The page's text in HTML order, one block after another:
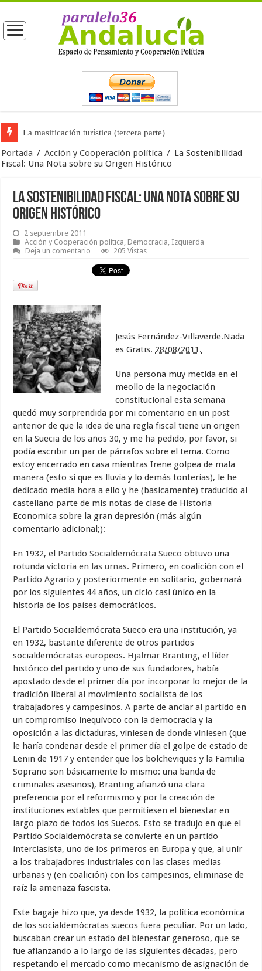
La masificación turística (tercera parte)
La opinión pública ante las próximas elecciones generales
Portada / Acción y Cooperación política / La Sostenibilidad
Fiscal: Una Nota sobre su Origen Histórico
La Sostenibilidad Fiscal: Una Nota sobre su
Origen Histórico
2 septiembre 2011
Acción y Cooperación política, Democracia, Izquierda
Deja un comentario
205 Vistas
Jesús Fernández-Villaverde.Nada
es Gratis. 28/08/2011.
Una persona muy metida en el
meollo de la negociación
constitucional esta semana
quedó muy sorprendida por mi comentario enun post
anterior de que la idea de una regla fiscal tiene un origen
en la Suecia de los años 30, y me ha pedido, por favor, si
podía escribir un par de párrafos sobre el tema. Como
estoy encerrado en casa mientras Irene golpea de mala
manera (esto sí que es lluvia y lo demás tonterías), le he
dedicado media hora a ello y he (basicamente) traducido al
castellano parte de mis notas de clase de Historia
Economica sobre la gran depresión (más algún
comentario adicional;):
En 1932, el Partido Socialdemócrata Sueco obtuvo una
rotundavictoria en las urnas. Primero, en coalición con el
Partido Agrario y posteriormente en solitario, gobernará
por los siguientes 44 años, un ciclo casi único en la
historia de los países democráticos.
El Partido Socialdemócrata Sueco era una institución, ya
en 1932, bastante diferente de otros partidos
socialdemócratas europeos. Hjalmar Branting, el líder
histórico del partido y uno de sus fundadores, había
apostado desde el primer día por incorporar lo mejor de la
tradición liberal al movimiento socialista de los
trabajadores y campesinos. A parte de anclar al partido en
un compromiso inequívoco con la democracia y la
oposición a las dictaduras, viniesen de donde viniesen (que
le haría condenar desde el primer día el golpe de estado de
Lenin de 1917 y entender que los bolcheviques y la Familia
Soprano son básicamente lo mismo: una banda de
criminales asesinos), Branting afianzó una clara
preferencia por el reformismo y por la creación de
instituciones estables que permitiesen el bienestar en
largo plazo de todos los Suecos. Esto se tradujo en que el
Partido Socialdemócrata se convierte en un partido
interclasista, uno de los primeros en Europa y que, al unir
a los trabajadores industriales con las clases medias
urbanas y (en coalición) con los campesinos, eliminase de
raíz la amenaza fascista.
Este bagaje hizo que, ya desde 1932, la política económica
de los socialdemócratas suecos fuera peculiar. Por un lado,
buscaban crear un estado del bienestar generoso, que se
fue afianzando a lo largo de las siguientes décadas, pero
respetando el mercado como mecanismo de asignación de